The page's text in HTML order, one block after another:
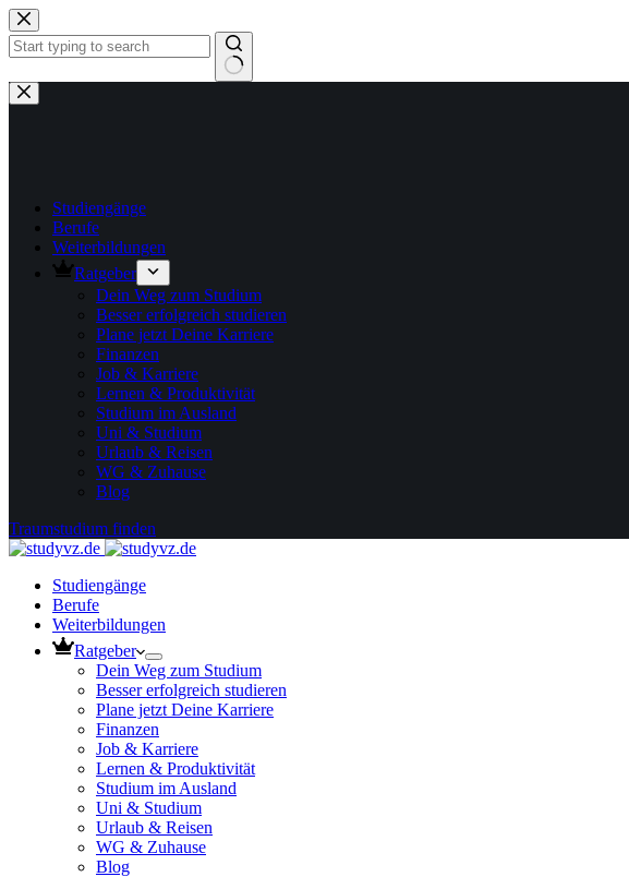
Zum
Inhalt
springen
Keine
Ergebnisse
Studiengänge
Berufe
Weiterbildungen
Ratgeber
Dein Weg zum Studium
Besser erfolgreich studieren
Plane jetzt Deine Karriere
Finanzen
Job & Karriere
Lernen & Produktivität
Studium im Ausland
Uni & Studium
Urlaub & Reisen
WG & Zuhause
Blog
Traumstudium finden
Studiengänge
Berufe
Weiterbildungen
Ratgeber
Dein Weg zum Studium
Besser erfolgreich studieren
Plane jetzt Deine Karriere
Finanzen
Job & Karriere
Lernen & Produktivität
Studium im Ausland
Uni & Studium
Urlaub & Reisen
WG & Zuhause
Blog